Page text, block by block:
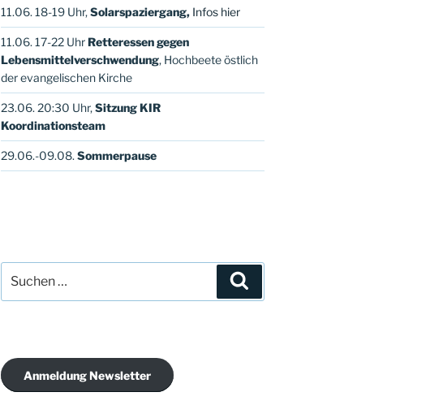
11.06. 18-19 Uhr,Solarspaziergang, Infos hier
11.06. 17-22 UhrRetteressen gegen
Lebensmittelverschwendung, Hochbeete östlich
der evangelischen Kirche
23.06. 20:30 Uhr,Sitzung KIR
Koordinationsteam
29.06.-09.08. Sommerpause
nach:
Anmeldung Newsletter